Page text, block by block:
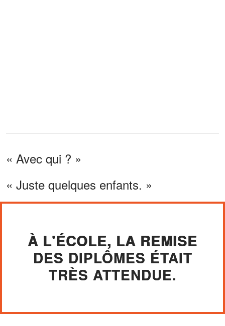
« Avec qui ? »
« Juste quelques enfants. »
À L'ÉCOLE, LA REMISE
DES DIPLÔMES ÉTAIT
TRÈS ATTENDUE.